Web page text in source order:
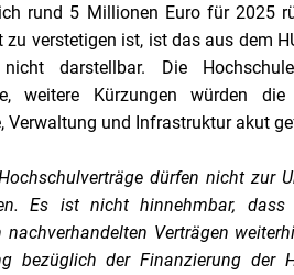
rund 5 Millionen Euro für 2025
verstetigen ist, ist das aus dem
nicht darstellbar. Die
weitere Kürzungen würden
Verwaltung und Infrastruktur akut
dürfen nicht zur
Es ist nicht hinnehmbar,
nachverhandelten Verträgen
bezüglich der Finanzierung der